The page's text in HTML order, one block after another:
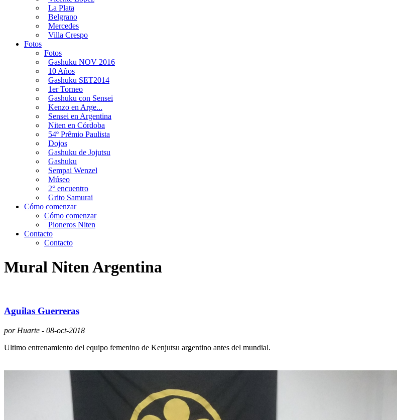
La Plata
Belgrano
Mercedes
Villa Crespo
Fotos
Fotos
Gashuku NOV 2016
10 Años
Gashuku SET2014
1er Torneo
Gashuku con Sensei
Kenzo en Arge...
Sensei en Argentina
Niten en Córdoba
54º Prêmio Paulista
Dojos
Gashuku de Jojutsu
Gashuku
Sempai Wenzel
Múseo
2° encuentro
Grito Samurai
Cómo comenzar
Cómo comenzar
Pioneros Niten
Contacto
Contacto
Mural Niten Argentina
Aguilas Guerreras
por Huarte - 08-oct-2018
Ultimo entrenamiento del equipo femenino de Kenjutsu argentino antes del mundial.